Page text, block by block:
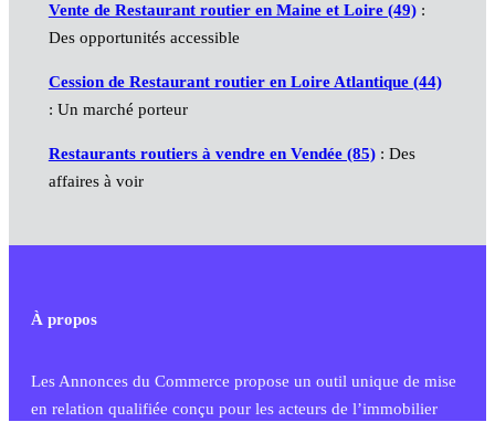
Vente de Restaurant routier en Maine et Loire (49):
Des opportunités accessible
Cession de Restaurant routier en Loire Atlantique (44)
: Un marché porteur
Restaurants routiers à vendre en Vendée (85): Des
affaires à voir
À propos
Les Annonces du Commerce propose un outil unique de mise
en relation qualifiée conçu pour les acteurs de l’immobilier